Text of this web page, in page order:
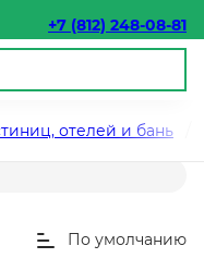
+7 (812) 248-08-81
отелей и бань
По умолчанию